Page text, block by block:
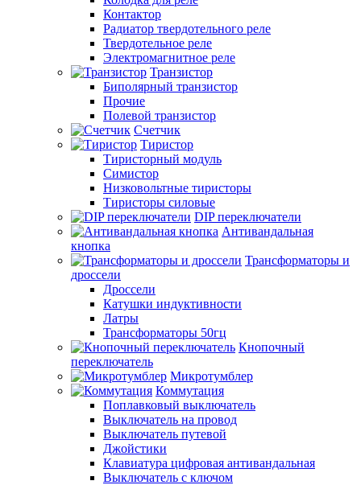
Контактор
Радиатор твердотельного реле
Твердотельное реле
Электромагнитное реле
Транзистор
Биполярный транзистор
Прочие
Полевой транзистор
Счетчик
Тиристор
Тиристорный модуль
Симистор
Низковольтные тиристоры
Тиристоры силовые
DIP переключатели
Антивандальная
кнопка
Трансформаторы и
дроссели
Дроссели
Катушки индуктивности
Латры
Трансформаторы 50гц
Кнопочный
переключатель
Микротумблер
Коммутация
Поплавковый выключатель
Выключатель на провод
Выключатель путевой
Джойстики
Клавиатура цифровая антивандальная
Выключатель с ключом